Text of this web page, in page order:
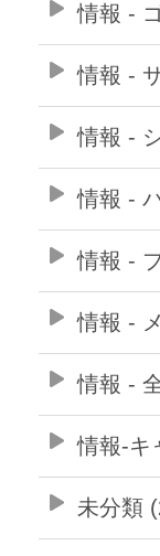
情報 -
情報 -
情報 -
情報 -
情報 -
情報 -
情報 -
情報-キ
未分類